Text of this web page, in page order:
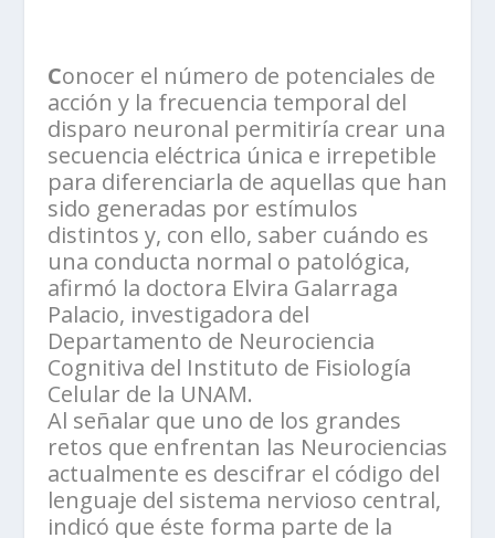
Conocer el número de potenciales de
acción y la frecuencia temporal del
disparo neuronal permitiría crear una
secuencia eléctrica única e irrepetible
para diferenciarla de aquellas que han
sido generadas por estímulos
distintos y, con ello, saber cuándo es
una conducta normal o patológica,
afirmó la doctora Elvira Galarraga
Palacio, investigadora del
Departamento de Neurociencia
Cognitiva del Instituto de Fisiología
Celular de la UNAM.
Al señalar que uno de los grandes
retos que enfrentan las Neurociencias
actualmente es descifrar el código del
lenguaje del sistema nervioso central,
indicó que éste forma parte de la